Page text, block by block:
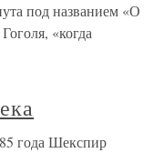
под названием «О
«когда
года Шекспир